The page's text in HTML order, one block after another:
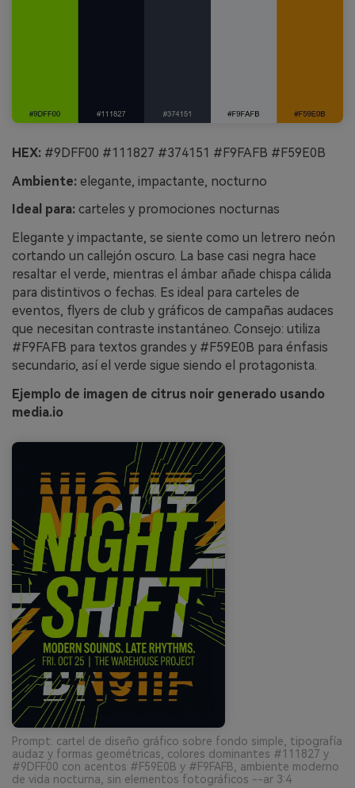
HEX: #9DFF00 #111827 #374151 #F9FAFB #F59E0B
Ambiente: elegante, impactante, nocturno
Ideal para: carteles y promociones nocturnas
Elegante y impactante, se siente como un letrero neón
cortando un callejón oscuro. La base casi negra hace
resaltar el verde, mientras el ámbar añade chispa cálida
para distintivos o fechas. Es ideal para carteles de
eventos, flyers de club y gráficos de campañas audaces
que necesitan contraste instantáneo. Consejo: utiliza
#F9FAFB para textos grandes y #F59E0B para énfasis
secundario, así el verde sigue siendo el protagonista.
Ejemplo de imagen de citrus noir generado usando
media.io
Prompt: cartel de diseño gráfico sobre fondo simple, tipografía
audaz y formas geométricas, colores dominantes #111827 y
#9DFF00 con acentos #F59E0B y #F9FAFB, ambiente moderno
de vida nocturna, sin elementos fotográficos --ar 3:4